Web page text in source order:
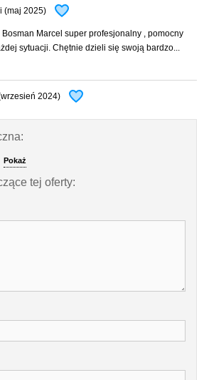
(maj 2025)
Marcel super profesjonalny , pomocny
sytuacji. Chętnie dzieli się swoją bardzo...
2024)
Pokaż
tej oferty: